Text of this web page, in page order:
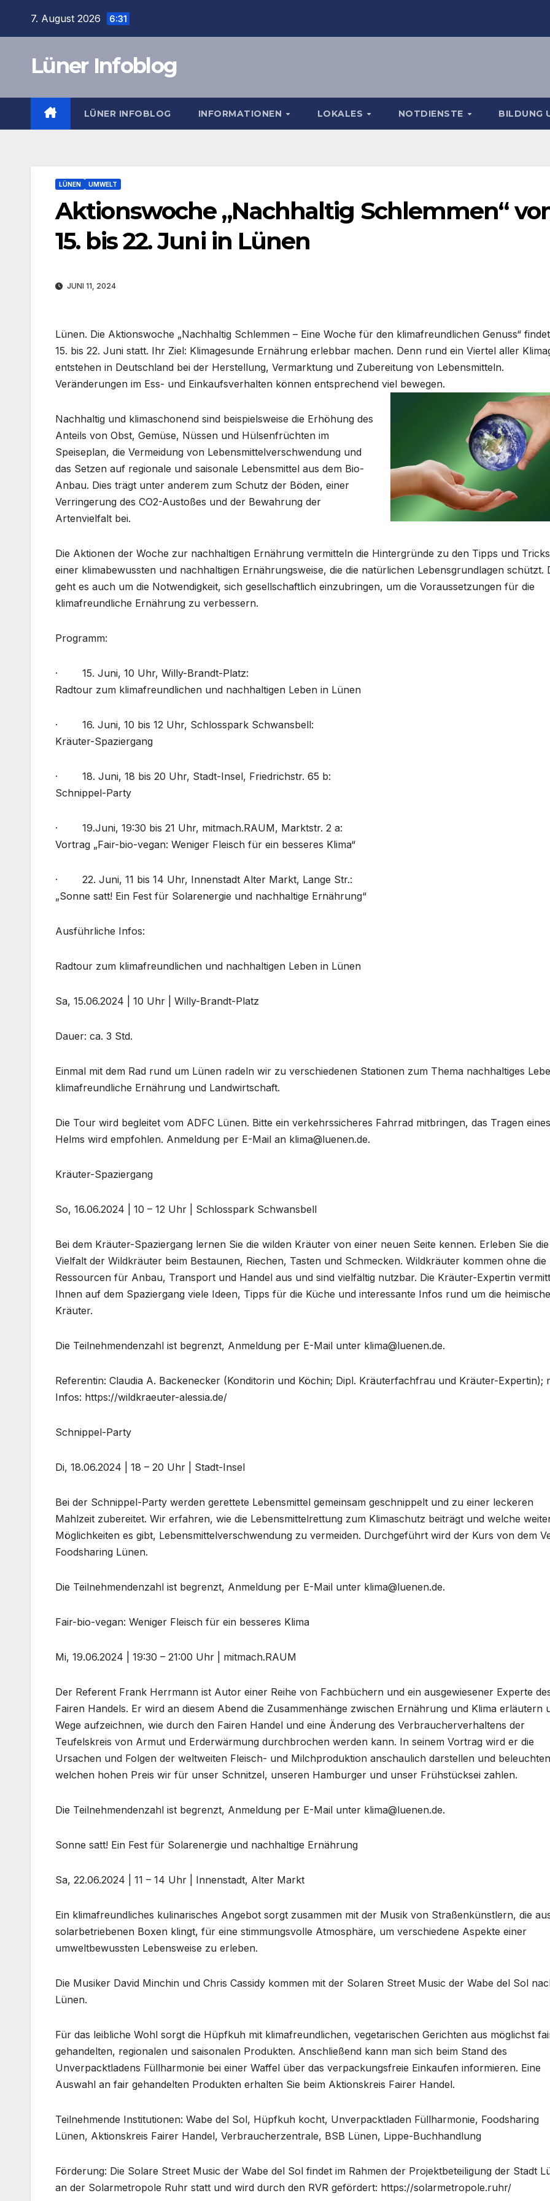
7. August 2026 6:31
Lüner Infoblog
LÜNER INFOBLOG INFORMATIONEN LOKALES NOTDIENSTE BILDUNG
LÜNEN UMWELT
Aktionswoche „Nachhaltig Schlemmen“
15. bis 22. Juni in Lünen
JUNI 11, 2024
Lünen. Die Aktionswoche „Nachhaltig Schlemmen – Eine Woche für den klimafreundlichen Genuss“
15. bis 22. Juni statt. Ihr Ziel: Klimagesunde Ernährung erlebbar machen. Denn rund ein Viertel aller
entstehen in Deutschland bei der Herstellung, Vermarktung und Zubereitung von Lebensmitteln.
Veränderungen im Ess- und Einkaufsverhalten können entsprechend viel bewegen.
Nachhaltig und klimaschonend sind beispielsweise die Erhöhung des
Anteils von Obst, Gemüse, Nüssen und Hülsenfrüchten im
Speiseplan, die Vermeidung von Lebensmittelverschwendung und
das Setzen auf regionale und saisonale Lebensmittel aus dem Bio-
Anbau. Dies trägt unter anderem zum Schutz der Böden, einer
Verringerung des CO2-Austoßes und der Bewahrung der
Artenvielfalt bei.
Die Aktionen der Woche zur nachhaltigen Ernährung vermitteln die Hintergründe zu den Tipps und Tricks
einer klimabewussten und nachhaltigen Ernährungsweise, die die natürlichen Lebensgrundlagen schützt.
geht es auch um die Notwendigkeit, sich gesellschaftlich einzubringen, um die Voraussetzungen für die
klimafreundliche Ernährung zu verbessern.
Programm:
· 15. Juni, 10 Uhr, Willy-Brandt-Platz:
Radtour zum klimafreundlichen und nachhaltigen Leben in Lünen
· 16. Juni, 10 bis 12 Uhr, Schlosspark Schwansbell:
Kräuter-Spaziergang
· 18. Juni, 18 bis 20 Uhr, Stadt-Insel, Friedrichstr. 65 b:
Schnippel-Party
· 19.Juni, 19:30 bis 21 Uhr, mitmach.RAUM, Marktstr. 2 a:
Vortrag „Fair-bio-vegan: Weniger Fleisch für ein besseres Klima“
· 22. Juni, 11 bis 14 Uhr, Innenstadt Alter Markt, Lange Str.:
„Sonne satt! Ein Fest für Solarenergie und nachhaltige Ernährung“
Ausführliche Infos:
Radtour zum klimafreundlichen und nachhaltigen Leben in Lünen
Sa, 15.06.2024 | 10 Uhr | Willy-Brandt-Platz
Dauer: ca. 3 Std.
Einmal mit dem Rad rund um Lünen radeln wir zu verschiedenen Stationen zum Thema nachhaltiges
klimafreundliche Ernährung und Landwirtschaft.
Die Tour wird begleitet vom ADFC Lünen. Bitte ein verkehrssicheres Fahrrad mitbringen, das Tragen eines
Helms wird empfohlen. Anmeldung per E-Mail an klima@luenen.de.
Kräuter-Spaziergang
So, 16.06.2024 | 10 – 12 Uhr | Schlosspark Schwansbell
Bei dem Kräuter-Spaziergang lernen Sie die wilden Kräuter von einer neuen Seite kennen. Erleben Sie die
Vielfalt der Wildkräuter beim Bestaunen, Riechen, Tasten und Schmecken. Wildkräuter kommen ohne die
Ressourcen für Anbau, Transport und Handel aus und sind vielfältig nutzbar. Die Kräuter-Expertin
Ihnen auf dem Spaziergang viele Ideen, Tipps für die Küche und interessante Infos rund um die
Kräuter.
Die Teilnehmendenzahl ist begrenzt, Anmeldung per E-Mail unter klima@luenen.de.
Referentin: Claudia A. Backenecker (Konditorin und Köchin; Dipl. Kräuterfachfrau und Kräuter-Expertin);
Infos: https://wildkraeuter-alessia.de/
Schnippel-Party
Di, 18.06.2024 | 18 – 20 Uhr | Stadt-Insel
Bei der Schnippel-Party werden gerettete Lebensmittel gemeinsam geschnippelt und zu einer leckeren
Mahlzeit zubereitet. Wir erfahren, wie die Lebensmittelrettung zum Klimaschutz beiträgt und welche
Möglichkeiten es gibt, Lebensmittelverschwendung zu vermeiden. Durchgeführt wird der Kurs von dem
Foodsharing Lünen.
Die Teilnehmendenzahl ist begrenzt, Anmeldung per E-Mail unter klima@luenen.de.
Fair-bio-vegan: Weniger Fleisch für ein besseres Klima
Mi, 19.06.2024 | 19:30 – 21:00 Uhr | mitmach.RAUM
Der Referent Frank Herrmann ist Autor einer Reihe von Fachbüchern und ein ausgewiesener Experte
Fairen Handels. Er wird an diesem Abend die Zusammenhänge zwischen Ernährung und Klima erläutern
Wege aufzeichnen, wie durch den Fairen Handel und eine Änderung des Verbraucherverhaltens der
Teufelskreis von Armut und Erderwärmung durchbrochen werden kann. In seinem Vortrag wird er die
Ursachen und Folgen der weltweiten Fleisch- und Milchproduktion anschaulich darstellen und
welchen hohen Preis wir für unser Schnitzel, unseren Hamburger und unser Frühstücksei zahlen.
Die Teilnehmendenzahl ist begrenzt, Anmeldung per E-Mail unter klima@luenen.de.
Sonne satt! Ein Fest für Solarenergie und nachhaltige Ernährung
Sa, 22.06.2024 | 11 – 14 Uhr | Innenstadt, Alter Markt
Ein klimafreundliches kulinarisches Angebot sorgt zusammen mit der Musik von Straßenkünstlern, die
solarbetriebenen Boxen klingt, für eine stimmungsvolle Atmosphäre, um verschiedene Aspekte einer
umweltbewussten Lebensweise zu erleben.
Die Musiker David Minchin und Chris Cassidy kommen mit der Solaren Street Music der Wabe del Sol
Lünen.
Für das leibliche Wohl sorgt die Hüpfkuh mit klimafreundlichen, vegetarischen Gerichten aus möglichst
gehandelten, regionalen und saisonalen Produkten. Anschließend kann man sich beim Stand des
Unverpacktladens Füllharmonie bei einer Waffel über das verpackungsfreie Einkaufen informieren. Eine
Auswahl an fair gehandelten Produkten erhalten Sie beim Aktionskreis Fairer Handel.
Teilnehmende Institutionen: Wabe del Sol, Hüpfkuh kocht, Unverpacktladen Füllharmonie, Foodsharing
Lünen, Aktionskreis Fairer Handel, Verbraucherzentrale, BSB Lünen, Lippe-Buchhandlung
Förderung: Die Solare Street Music der Wabe del Sol findet im Rahmen der Projektbeteiligung der Stadt
an der Solarmetropole Ruhr statt und wird durch den RVR gefördert: https://solarmetropole.ruhr/